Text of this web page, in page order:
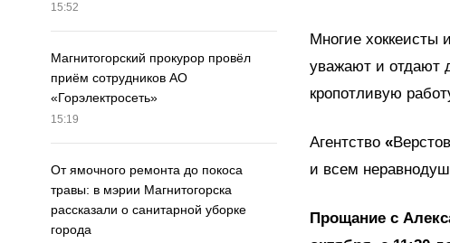
15:52
Магнитогорский прокурор провёл
приём сотрудников АО
«Горэлектросеть»
15:19
От ямочного ремонта до покоса
травы: в мэрии Магнитогорска
рассказали о санитарной уборке
города
Многие хоккеисты
уважают и отдают
кропотливую
Агентство «
и всем
Прощание с